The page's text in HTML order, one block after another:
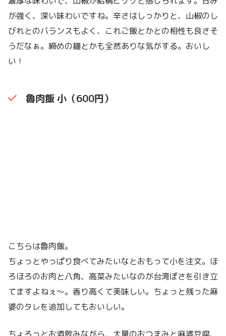
が強く、深い味わいですね。辛さはしっかりと、山椒のし
びれとのバランスもよく、これご飯とかとの相性も良さそ
うだなぁ。締めの麺とかも全然ありな気がする。おいし
い！
魯肉飯 小（600円）
こちらは魯肉飯。
ちょっとやっぱり食べてみたいなとおもって小を注文。ほ
ろほろのお肉と八角、高菜みたいなのが台湾ぽさを引き立
てますよねぇ〜。香り高くて美味しい。ちょっと残った麻
婆のタレを追加してもおいしい。